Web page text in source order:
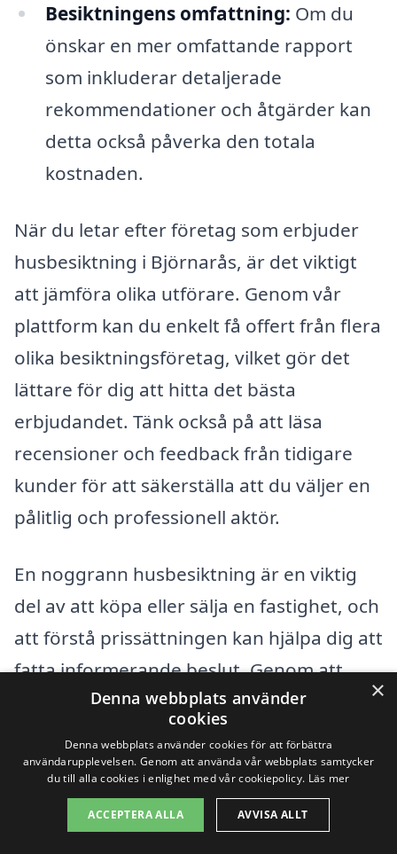
Besiktningens omfattning: Om du
önskar en mer omfattande rapport
som inkluderar detaljerade
rekommendationer och åtgärder kan
detta också påverka den totala
kostnaden.
När du letar efter företag som erbjuder
husbesiktning i Björnarås, är det viktigt
att jämföra olika utförare. Genom vår
plattform kan du enkelt få offert från flera
olika besiktningsföretag, vilket gör det
lättare för dig att hitta det bästa
erbjudandet. Tänk också på att läsa
recensioner och feedback från tidigare
kunder för att säkerställa att du väljer en
pålitlig och professionell aktör.
En noggrann husbesiktning är en viktig
del av att köpa eller sälja en fastighet, och
att förstå prissättningen kan hjälpa dig att
fatta informerande beslut. Genom att
vara medveten om de faktorer som
påverkar kostnaden kan du bättre
planera din budget och se till att du får en
grundlig och pålitlig bedömning av
fastigheten i Björnarås.
×
Denna webbplats använder
cookies
Denna webbplats använder cookies för att förbättra
användarupplevelsen. Genom att använda vår webbplats samtycker
du till alla cookies i enlighet med vår cookiepolicy. Läs mer
ACCEPTERA ALLA AVVISA ALLT